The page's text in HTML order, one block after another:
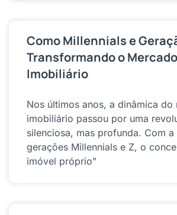
Como Millennials e
Transformando o Mercado
Imobiliário
Nos últimos anos, a dinâmica do
imobiliário passou por uma
silenciosa, mas profunda. Com a
gerações Millennials e Z, o
imóvel próprio”